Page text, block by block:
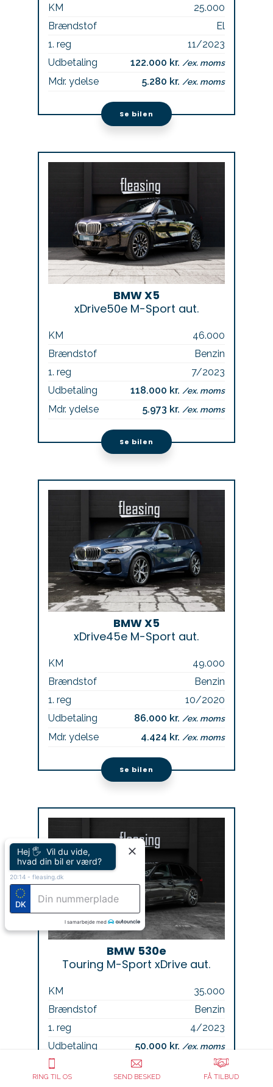
KM
25.000
Brændstof
El
1. reg
11/2023
Udbetaling
122.000 kr./ex. moms
Mdr. ydelse 5.280 kr./ex. moms
Se bilen
BMW X5
xDrive50e M-Sport aut.
KM
46.000
Brændstof
Benzin
1. reg
7/2023
Udbetaling
118.000 kr./ex. moms
Mdr. ydelse 5.973 kr./ex. moms
Se bilen
BMW X5
xDrive45e M-Sport aut.
KM
49.000
Brændstof
Benzin
1. reg
10/2020
Udbetaling
86.000 kr./ex. moms
Mdr. ydelse 4.424 kr./ex. moms
Se bilen
BMW 530e
Touring M-Sport xDrive aut.
KM
35.000
Brændstof
Benzin
1. reg
4/2023
Udbetaling
50.000 kr./ex. moms
Mdr. ydelse /ex. moms
Hej 🖐 Vil du vide,
hvad din bil er værd?
20:14 - fleasing.dk
DK
I samarbejde med